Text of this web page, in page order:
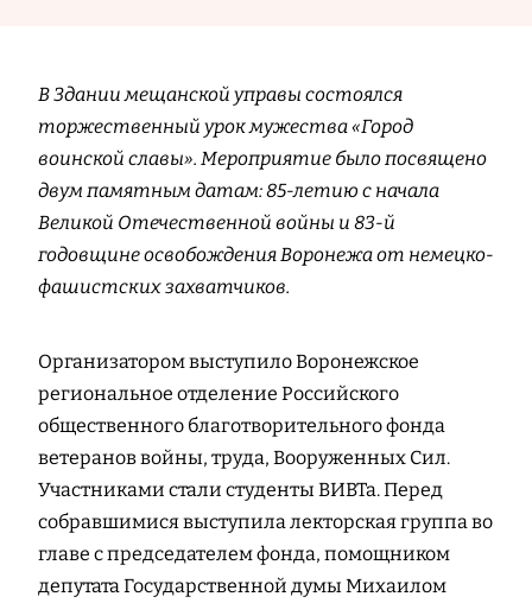
В Здании мещанской управы состоялся
торжественный урок мужества «Город
воинской славы». Мероприятие было посвящено
двум памятным датам: 85-летию с начала
Великой Отечественной войны и 83-й
годовщине освобождения Воронежа от немецко-
фашистских захватчиков.
Организатором выступило Воронежское
региональное отделение Российского
общественного благотворительного фонда
ветеранов войны, труда, Вооруженных Сил.
Участниками стали студенты ВИВТа. Перед
собравшимися выступила лекторская группа во
главе с председателем фонда, помощником
депутата Государственной думы Михаилом